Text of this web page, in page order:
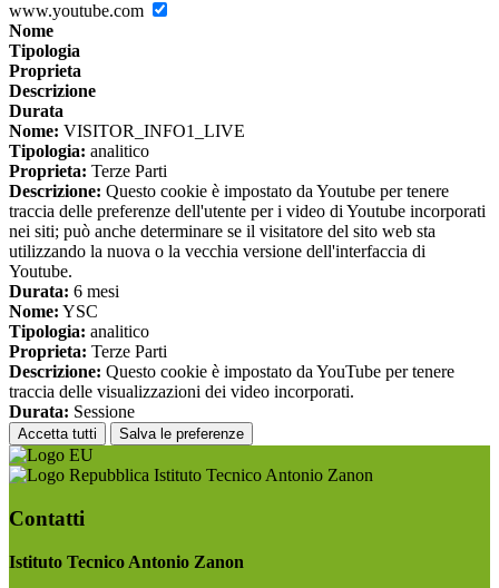
www.youtube.com
Nome
Tipologia
Proprieta
Descrizione
Durata
Nome: VISITOR_INFO1_LIVE
Tipologia: analitico
Proprieta: Terze Parti
Descrizione: Questo cookie è impostato da Youtube per tenere
traccia delle preferenze dell'utente per i video di Youtube incorporati
nei siti; può anche determinare se il visitatore del sito web sta
utilizzando la nuova o la vecchia versione dell'interfaccia di
Youtube.
Durata: 6 mesi
Nome: YSC
Tipologia: analitico
Proprieta: Terze Parti
Descrizione: Questo cookie è impostato da YouTube per tenere
traccia delle visualizzazioni dei video incorporati.
Durata: Sessione
Accetta tutti Salva le preferenze
Istituto Tecnico Antonio Zanon
Contatti
Istituto Tecnico Antonio Zanon